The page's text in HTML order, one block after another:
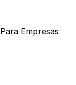
Para Empresas